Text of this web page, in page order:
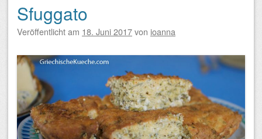
Beitragsnavigation
Sfuggato
Veröffentlicht am 18. Juni 2017von ioanna